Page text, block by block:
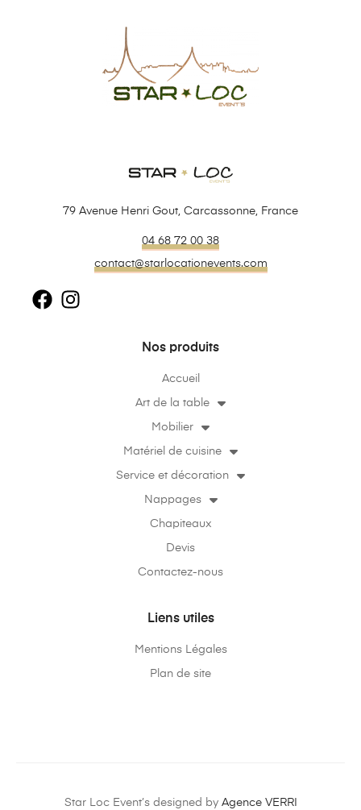
79 Avenue Henri Gout, Carcassonne, France
04 68 72 00 38
contact@starlocationevents.com
Nos produits
Accueil
Art de la table
Mobilier
Matériel de cuisine
Service et décoration
Nappages
Chapiteaux
Devis
Contactez-nous
Liens utiles
Mentions Légales
Plan de site
Star Loc Event’s designed by Agence VERRI